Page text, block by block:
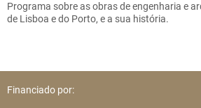
Programa sobre as obras de engenharia e
de Lisboa e do Porto, e a sua história.
Financiado por: